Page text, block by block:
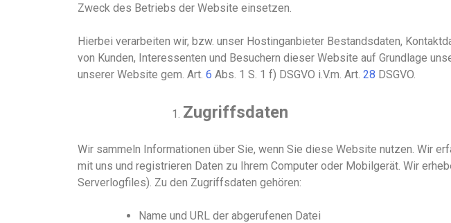
Zweck des Betriebs der Website einsetzen.
Hierbei verarbeiten wir, bzw. unser Hostinganbieter Bestandsdaten,
von Kunden, Interessenten und Besuchern dieser Website auf Grundlage
unserer Website gem. Art. 6 Abs. 1 S. 1 f) DSGVO i.V.m. Art. 28 DSGVO.
Zugriffsdaten
Wir sammeln Informationen über Sie, wenn Sie diese Website nutzen. Wir
mit uns und registrieren Daten zu Ihrem Computer oder Mobilgerät. Wir
Serverlogfiles). Zu den Zugriffsdaten gehören:
Name und URL der abgerufenen Datei